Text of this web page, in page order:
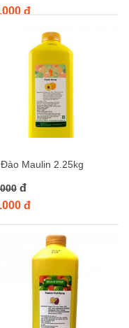
hạn ở đồ uống, bạn
liệu cho các món
sẽ mở ra những ý
hiệu uy tín trong
kết mang đến sản
chứa chất bảo quản
tiêu dùng.
hơn so với việc mua
bạn thưởng thức một ly
và hương xoài thơm
bổ dưỡng, giải nhiệt
tất cả những trải nghiệm
đ
Maulin 2.25kg
đ
đ